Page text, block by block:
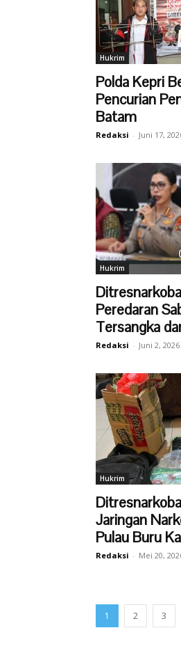
Hukrim
Polda Kepri
Pencurian
Batam
Redaksi - Juni 17,
Hukrim
Peredaran
Tersangka
Redaksi - Juni 2, 2026
Hukrim
Jaringan
Pulau Buru
Redaksi - Mei 20,
1 2 3